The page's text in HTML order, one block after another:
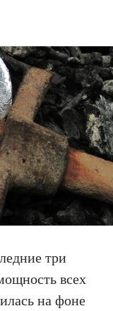
три
всех
на фоне